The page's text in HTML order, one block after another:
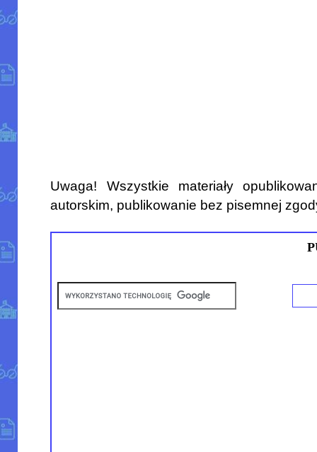
Uwaga! Wszystkie materiały
autorskim, publikowanie bez pisemnej